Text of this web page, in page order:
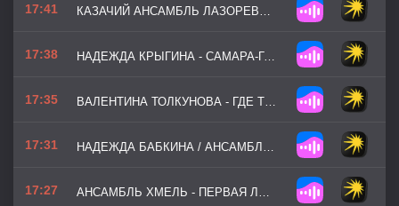
17:41 КАЗАЧИЙ АНСАМБЛЬ ЛАЗОРЕВЫЙ ЦВЕТОК - ПЧЁЛОЧКА ЗЛАТАЯ
17:38 НАДЕЖДА КРЫГИНА - САМАРА-ГОРОДОК
17:35 ВАЛЕНТИНА ТОЛКУНОВА - ГДЕ ТЫ РАНЬШЕ БЫЛ
17:31 НАДЕЖДА БАБКИНА / АНСАМБЛЬ РУССКАЯ ПЕСНЯ - СИЗЫЙ ГОЛУБОЧЕК
17:27 АНСАМБЛЬ ХМЕЛЬ - ПЕРВАЯ ЛЮБОВЬ